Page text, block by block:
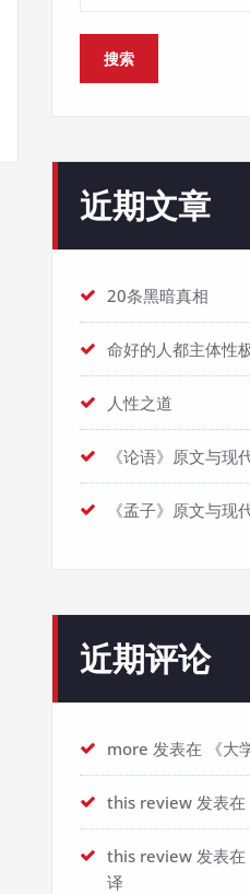
搜索
近期文章
20条黑暗真相
命好的人都主体性
人性之道
《论语》原文与现
《孟子》原文与现
近期评论
more 发表在 《
this review 发表在
this review 发表在
译